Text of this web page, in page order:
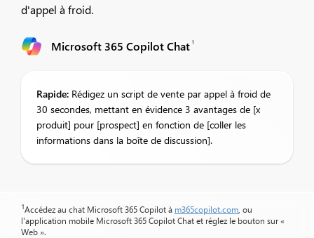
d'appel à froid.
Microsoft 365 Copilot Chat 1
Rapide: Rédigez un script de vente par appel à froid de
30 secondes, mettant en évidence 3 avantages de [x
produit] pour [prospect] en fonction de [coller les
informations dans la boîte de discussion].​
1Accédez au chat Microsoft 365 Copilot à m365copilot.com , ou
l'application mobile Microsoft 365 Copilot Chat et réglez le bouton sur «
Web ».